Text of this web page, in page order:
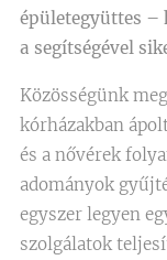
épületegyüttes –
a segítségével
Közösségünk
kórházakban
és a nővérek
adományok
egyszer legyen
szolgálatok